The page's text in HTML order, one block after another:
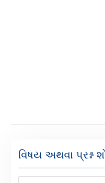
વિષય અથવા પ્રશ્ન